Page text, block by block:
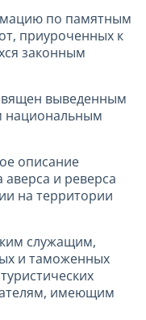
по памятным
приуроченных к
законным
выведенным
национальным
описание
аверса и реверса
на территории
служащим,
и таможенных
имеющим